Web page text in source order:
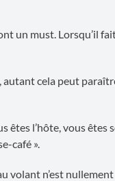
un must. Lorsqu’il
autant cela peut
êtes l’hôte, vous êtes
café ».
volant n’est